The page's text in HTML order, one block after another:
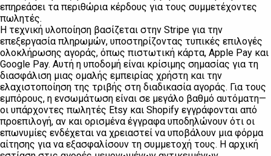
επηρεάσει τα περιθώρια κέρδους για τους συμμετέχοντες
πωλητές.
Η τεχνική υλοποίηση βασίζεται στην Stripe για την
επεξεργασία πληρωμών, υποστηρίζοντας τυπικές επιλογές
ολοκλήρωσης αγοράς, όπως πιστωτική κάρτα, Apple Pay και
Google Pay. Αυτή η υποδομή είναι κρίσιμης σημασίας για τη
διασφάλιση μιας ομαλής εμπειρίας χρήστη και την
ελαχιστοποίηση της τριβής στη διαδικασία αγοράς. Για τους
εμπόρους, η ενσωμάτωση είναι σε μεγάλο βαθμό αυτόματη—
οι υπάρχοντες πωλητές Etsy και Shopify εγγράφονται από
προεπιλογή, αν και ορισμένα έγγραφα υποδηλώνουν ότι οι
επωνυμίες ενδέχεται να χρειαστεί να υποβάλουν μια φόρμα
αίτησης για να εξασφαλίσουν τη συμμετοχή τους. Η αρχική